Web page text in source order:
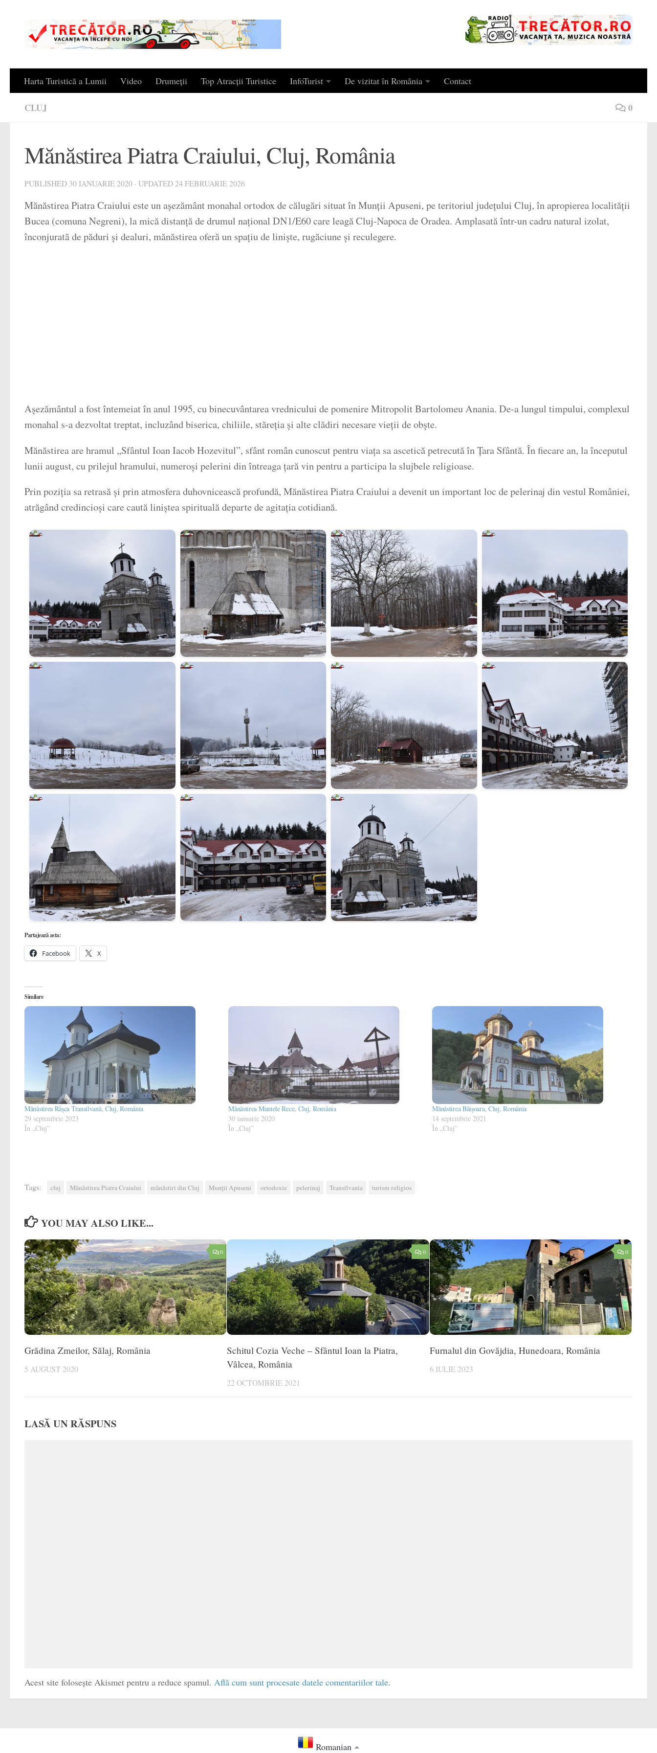
Harta Turistică a Lumii Video Drumeții Top Atracții Turistice InfoTurist De vizitat în România Contact
CLUJ 0
Mănăstirea Piatra Craiului, Cluj, România
PUBLISHED 30 IANUARIE 2020 · UPDATED24 FEBRUARIE 2026
Mănăstirea Piatra Craiului este un așezământ monahal ortodox de călugări situat în Munții Apuseni, pe teritoriul județului Cluj, în apropierea localității
Bucea (comuna Negreni), la mică distanță de drumul național DN1/E60 care leagă Cluj-Napoca de Oradea. Amplasată într-un cadru natural izolat,
înconjurată de păduri și dealuri, mănăstirea oferă un spațiu de liniște, rugăciune și reculegere.
Așezământul a fost întemeiat în anul 1995, cu binecuvântarea vrednicului de pomenire Mitropolit Bartolomeu Anania. De-a lungul timpului, complexul
monahal s-a dezvoltat treptat, incluzând biserica, chiliile, stăreția și alte clădiri necesare vieții de obște.
Mănăstirea are hramul „Sfântul Ioan Iacob Hozevitul”, sfânt român cunoscut pentru viața sa ascetică petrecută în Țara Sfântă. În fiecare an, la începutul
lunii august, cu prilejul hramului, numeroși pelerini din întreaga țară vin pentru a participa la slujbele religioase.
Prin poziția sa retrasă și prin atmosfera duhovnicească profundă, Mănăstirea Piatra Craiului a devenit un important loc de pelerinaj din vestul României,
atrăgând credincioși care caută liniștea spirituală departe de agitația cotidiană.
Partajează asta:
Facebook X
Similare
Mănăstirea Râșca Transilvană, Cluj, România
29 septembrie 2023
În „Cluj”
Mănăstirea Muntele Rece, Cluj, România
30 ianuarie 2020
În „Cluj”
Mănăstirea Băișoara, Cluj, România
14 septembrie 2021
În „Cluj”
Tags: cluj Mănăstirea Piatra Craiului mănăstiri din Cluj Munții Apuseni ortodoxie pelerinaj Transilvania turism religios
YOU MAY ALSO LIKE...
0
Grădina Zmeilor, Sălaj, România
5 AUGUST 2020
0
Schitul Cozia Veche – Sfântul Ioan la Piatra,
Vâlcea, România
22 OCTOMBRIE 2021
0
Furnalul din Govăjdia, Hunedoara, România
6 IULIE 2023
LASĂ UN RĂSPUNS
Acest site folosește Akismet pentru a reduce spamul. Află cum sunt procesate datele comentariilor tale.
Romanian